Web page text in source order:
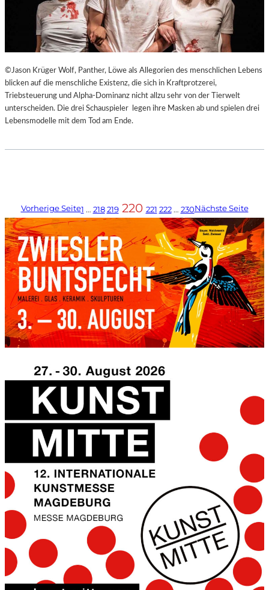
©Jason Krüger Wolf, Panther, Löwe als Allegorien des menschlichen Lebens
blicken auf die menschliche Existenz, die sich in Kraftprotzerei,
Triebsteuerung und Alpha-Dominanz nicht allzu sehr von der Tierwelt
unterscheiden. Die drei Schauspieler legen ihre Masken ab und spielen drei
Lebensmodelle mit dem Tod am Ende.
Vorherige Seite1 … 218 219 220 221 222 … 230Nächste Seite